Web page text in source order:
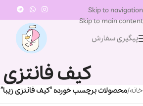
Skip to navigation
Skip to main content
پیگیری سفارش
کیف فانتزی
خانه/محصولات برچسب خورده “کیف فانتزی زیبا”